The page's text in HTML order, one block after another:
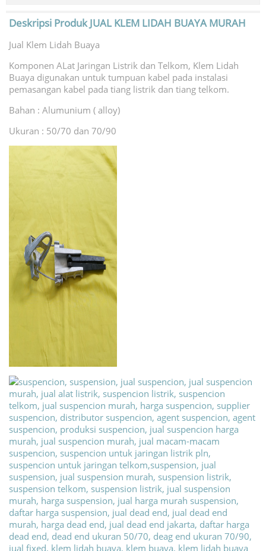
Deskripsi ProdukJUAL KLEM LIDAH BUAYA MURAH
Jual Klem Lidah Buaya
Komponen ALat Jaringan Listrik dan Telkom, Klem Lidah
Buaya digunakan untuk tumpuan kabel pada instalasi
pemasangan kabel pada tiang listrik dan tiang telkom.
Bahan : Alumunium ( alloy)
Ukuran : 50/70 dan 70/90